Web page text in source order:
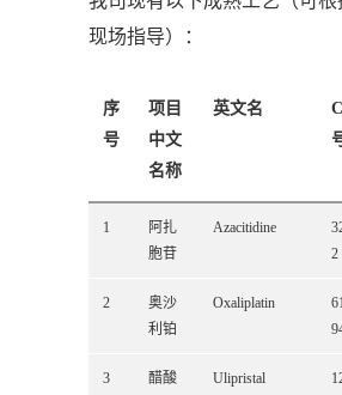
现场指导）：
序
号
项目
中文
名称
英文名
1
阿扎
胞苷
Azacitidine
2
2
奥沙
利铂
Oxaliplatin
3
醋酸
Ulipristal